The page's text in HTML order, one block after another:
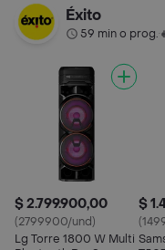
Éxito
59 min o prog.•
$ 2.799.900,00
(2799900/und)
Lg Torre 1800 W Multi
$